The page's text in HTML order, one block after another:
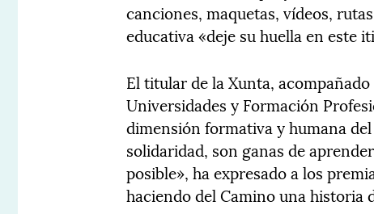
canciones, maquetas, vídeos,
educativa «deje su huella en este
El titular de la Xunta,
Universidades y Formación
dimensión formativa y humana
solidaridad, son ganas de
posible», ha expresado a los
haciendo del Camino una historia